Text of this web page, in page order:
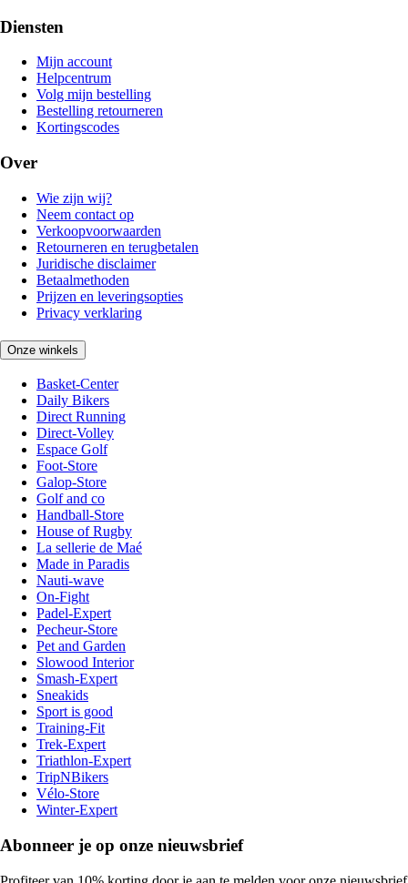
Diensten
Mijn account
Helpcentrum
Volg mijn bestelling
Bestelling retourneren
Kortingscodes
Over
Wie zijn wij?
Neem contact op
Verkoopvoorwaarden
Retourneren en terugbetalen
Juridische disclaimer
Betaalmethoden
Prijzen en leveringsopties
Privacy verklaring
Onze winkels
Basket-Center
Daily Bikers
Direct Running
Direct-Volley
Espace Golf
Foot-Store
Galop-Store
Golf and co
Handball-Store
House of Rugby
La sellerie de Maé
Made in Paradis
Nauti-wave
On-Fight
Padel-Expert
Pecheur-Store
Pet and Garden
Slowood Interior
Smash-Expert
Sneakids
Sport is good
Training-Fit
Trek-Expert
Triathlon-Expert
TripNBikers
Vélo-Store
Winter-Expert
Abonneer je op onze nieuwsbrief